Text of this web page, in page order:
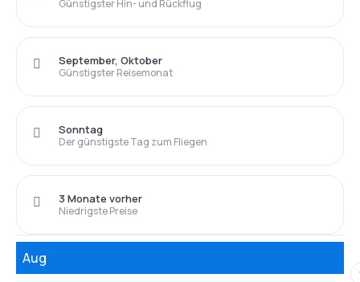
Günstigster Hin- und Rückflug
Günstigster Reisemonat
September, Oktober
Der günstigste Tag zum Fliegen
Sonntag
Niedrigste Preise
3 Monate vorher
Aug